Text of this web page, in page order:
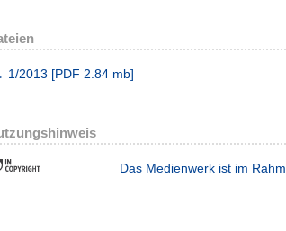
1/2013 [PDF 2.84 mb]
Das Medienwerk ist im